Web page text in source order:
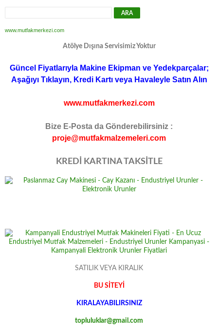
www.mutfakmerkezi.com
Atölye Dışına Servisimiz Yoktur
Güncel Fiyatlarıyla Makine Ekipman ve Yedekparçalar;
Aşağıyı Tıklayın, Kredi Kartı veya Havaleyle Satın Alın
www.mutfakmerkezi.com
Bize E-Posta da Gönderebilirsiniz :
proje@mutfakmalzemeleri.com
KREDİ KARTINA TAKSİTLE
SATILIK VEYA KIRALIK
BU SİTEYİ
KIRALAYABILIRSINIZ
topluluklar@gmail.com